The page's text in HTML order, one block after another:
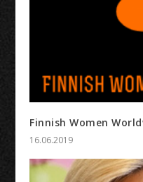
Finnish Women
16.06.2019